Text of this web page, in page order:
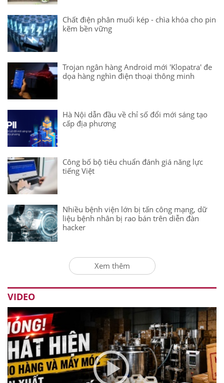
Chất điện phân muối kép - chìa khóa cho pin
kẽm bền vững
Trojan ngân hàng Android mới 'Klopatra' đe
dọa hàng nghìn điện thoại thông minh
Hà Nội dẫn đầu về chỉ số đổi mới sáng tạo
cấp địa phương
Công bố bộ tiêu chuẩn đánh giá năng lực
tiếng Việt
Nhiều bệnh viện lớn bị tấn công mạng, dữ
liệu bệnh nhân bị rao bán trên diễn đàn
hacker
Xem thêm
VIDEO